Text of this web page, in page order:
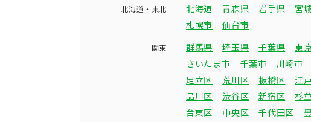
北海道・東北 北海道 青森県 岩手県 宮
札幌市
仙台市
関東 群馬県 埼玉県 千葉県 東
さいたま市
千葉市 川崎市
足立区
荒川区 板橋区 江
品川区
渋谷区 新宿区 杉
台東区
中央区 千代田区